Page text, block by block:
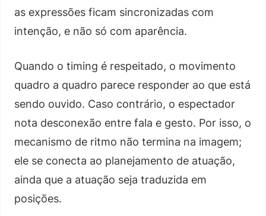
as expressões ficam sincronizadas com
intenção, e não só com aparência.
Quando o timing é respeitado, o movimento
quadro a quadro parece responder ao que está
sendo ouvido. Caso contrário, o espectador
nota desconexão entre fala e gesto. Por isso, o
mecanismo de ritmo não termina na imagem;
ele se conecta ao planejamento de atuação,
ainda que a atuação seja traduzida em
posições.